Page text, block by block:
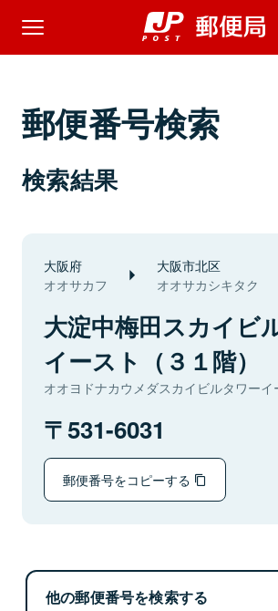
郵便番号検索
検索結果
大阪府
オオサカフ
大阪市北区
オオサカシキタク
大淀中梅田スカイビ
イースト（３１階）
オオヨドナカウメダスカイビルタワー
531-6031
郵便番号をコピーする
他の郵便番号を検索する